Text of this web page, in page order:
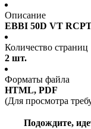
Описание
EBBI 50D VT
Количество страниц
2 шт.
Форматы файла
HTML, PDF
(Для просмотра
Подождите,